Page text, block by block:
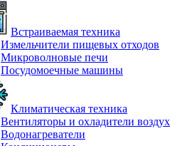
Встраиваемая техника
Измельчители пищевых отходов
Микроволновые печи
Посудомоечные машины
Климатическая техника
Вентиляторы и охладители
Водонагреватели